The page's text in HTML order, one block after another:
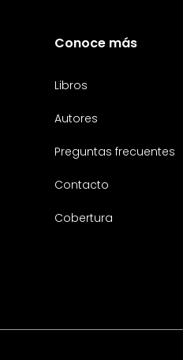
Conoce más
Libros
Autores
Preguntas frecuentes
Contacto
Cobertura